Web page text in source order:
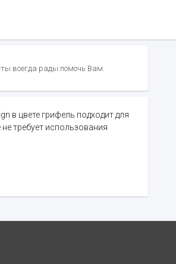
всегда рады помочь Вам.
в цвете грифель подходит для
требует использования